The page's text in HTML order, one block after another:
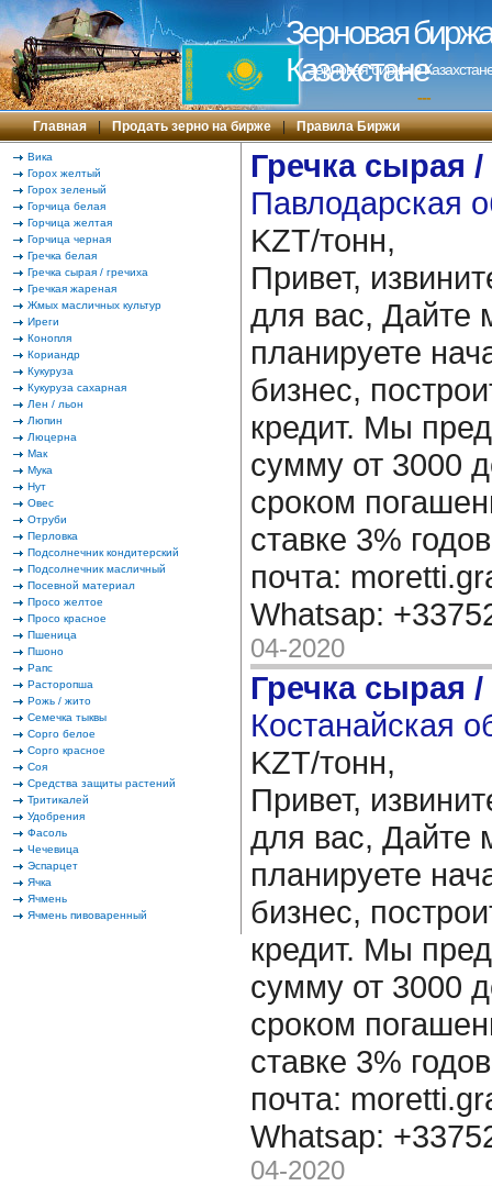
Зерновая
Казахстане
Зерновая биржа в
---
Главная | Продать зерно на бирже | Правила Биржи
Вика
Горох желтый
Горох зеленый
Горчица белая
Горчица желтая
Горчица черная
Гречка белая
Гречка сырая / гречиха
Гречкая жареная
Жмых масличных культур
Иреги
Конопля
Кориандр
Кукуруза
Кукуруза сахарная
Лен / льон
Люпин
Люцерна
Мак
Мука
Нут
Овес
Отруби
Перловка
Подсолнечник кондитерский
Подсолнечник масличный
Посевной материал
Просо желтое
Просо красное
Пшеница
Пшоно
Рапс
Расторопша
Рожь / жито
Семечка тыквы
Сорго белое
Сорго красное
Соя
Средства защиты растений
Тритикалей
Удобрения
Фасоль
Чечевица
Эспарцет
Ячка
Ячмень
Ячмень пивоваренный
Гречка сырая /
Павлодарская
KZT/тонн,
Привет,
для вас, Дайте
планируете
бизнес,
кредит. Мы
сумму от 3000
сроком
ставке 3%
почта:
Whatsap:
04-2020
Гречка сырая /
Костанайская
KZT/тонн,
Привет,
для вас, Дайте
планируете
бизнес,
кредит. Мы
сумму от 3000
сроком
ставке 3%
почта:
Whatsap:
04-2020